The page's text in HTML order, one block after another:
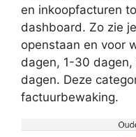
en inkoopfacturen
dashboard. Zo zie
openstaan en voor
dagen, 1-30
dagen. Deze
factuurbewaking.